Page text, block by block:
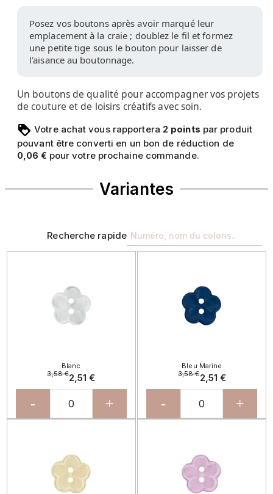
Posez vos boutons après avoir marqué leur
emplacement à la craie ; doublez le fil et formez
une petite tige sous le bouton pour laisser de
l'aisance au boutonnage.
Un boutons de qualité pour accompagner vos projets
de couture et de loisirs créatifs avec soin.
Votre achat vous rapportera 2 points par produit
pouvant être converti en un bon de réduction de
0,06 € pour votre prochaine commande.
Variantes
Recherche rapide
Blanc
3,58 €2,51 €
- +
Bleu Marine
3,58 €2,51 €
- +